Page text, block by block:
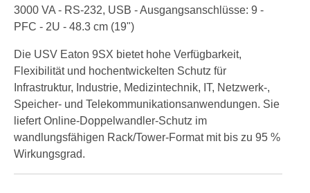
3000 VA - RS-232, USB - Ausgangsanschlüsse: 9 -
PFC - 2U - 48.3 cm (19")
Die USV Eaton 9SX bietet hohe Verfügbarkeit,
Flexibilität und hochentwickelten Schutz für
Infrastruktur, Industrie, Medizintechnik, IT, Netzwerk-,
Speicher- und Telekommunikationsanwendungen. Sie
liefert Online-Doppelwandler-Schutz im
wandlungsfähigen Rack/Tower-Format mit bis zu 95 %
Wirkungsgrad.